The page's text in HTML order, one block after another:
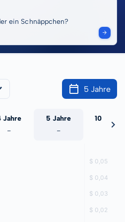
ein Schnäppchen?
5 Jahre
Jahre
-
5 Jahre
-
10 Jahre